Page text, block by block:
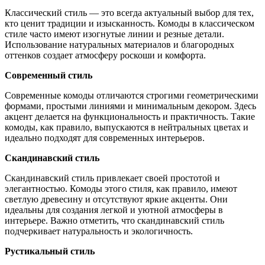
Классический стиль — это всегда актуальный выбор для тех,
кто ценит традиции и изысканность. Комоды в классическом
стиле часто имеют изогнутые линии и резные детали.
Использование натуральных материалов и благородных
оттенков создает атмосферу роскоши и комфорта.
Современный стиль
Современные комоды отличаются строгими геометрическими
формами, простыми линиями и минимальным декором. Здесь
акцент делается на функциональность и практичность. Такие
комоды, как правило, выпускаются в нейтральных цветах и
идеально подходят для современных интерьеров.
Скандинавский стиль
Скандинавский стиль привлекает своей простотой и
элегантностью. Комоды этого стиля, как правило, имеют
светлую древесину и отсутствуют яркие акценты. Они
идеальны для создания легкой и уютной атмосферы в
интерьере. Важно отметить, что скандинавский стиль
подчеркивает натуральность и экологичность.
Рустикальный стиль